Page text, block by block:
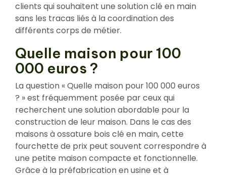
clients qui souhaitent une solution clé en main
sans les tracas liés à la coordination des
différents corps de métier.
Quelle maison pour 100
000 euros ?
La question « Quelle maison pour 100 000 euros
? » est fréquemment posée par ceux qui
recherchent une solution abordable pour la
construction de leur maison. Dans le cas des
maisons à ossature bois clé en main, cette
fourchette de prix peut souvent correspondre à
une petite maison compacte et fonctionnelle.
Grâce à la préfabrication en usine et à